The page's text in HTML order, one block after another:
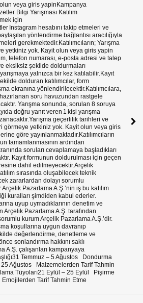
veya giris yapinKampanya
Bilgi Yarışması Katılım
için
Instagram hesabını takip etmeleri ve
yönlendirme bağlantısı aracılığıyla
gerekmektedir.Katılımcıların; Yarışma
yetkiniz yok. Kayit olun veya giris yapin
telefon numarası, e-posta adresi ve talep
eksiksiz şekilde doldurmaları
yalnızca bir kez katılabilir.Kayıt
dolduran katılımcılar, form
ekranına yönlendirilecektir.Katılımcılara,
soru havuzundan rastgele
Yarışma sonunda, sorulan 8 soruya
doğru yanıt veren 1 kişi yarışma
geçerlilik tarihleri ve
görmeye yetkiniz yok. Kayit olun veya giris
göre yayınlanmaktadır.Katılımcıların
tamamlanmasının ardından
soruları cevaplamaya başladıkları
Kayıt formunun doldurulması için geçen
dahil edilmeyecektir.Arçelik
sırasında oluşabilecek teknik
zararlardan dolayı sorumlu
Pazarlama A.Ş.’nin iş bu katılım
kuralları şimdiden kabul ederler.
uyup uymadıklarının denetim ve
Arçelik Pazarlama A.Ş. tarafından
kurum Arçelik Pazarlama A.Ş.’dir.
koşullarına uygun davranıp
değerlendirme, denetleme ve
sonlandırma hakkını saklı
A.Ş. çalışanları kampanyaya
Temmuz – 5 Ağustos Dondurma
25 Ağustos Malzemelerden Tarif Tahmin
Tüyoları21 Eylül – 25 Eylül Pişirme
Tarif Tahmin Etme